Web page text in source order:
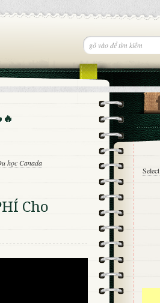
học Canada
Cho